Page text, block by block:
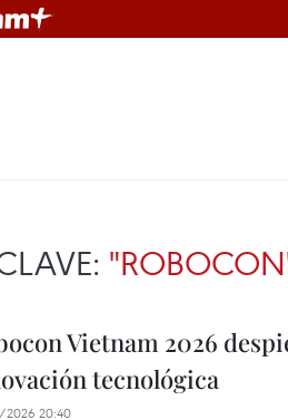
Vietnam 2026
tecnológica
20:40